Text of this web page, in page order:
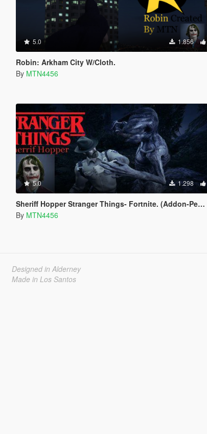
5.0 1.856
Robin: Arkham City W/Cloth.
By MTN4456
5.0 1.298
Sheriff Hopper Stranger Things- Fortnite. (Addon-Peds).
By MTN4456
Designed in Alderney
Made in Los Santos